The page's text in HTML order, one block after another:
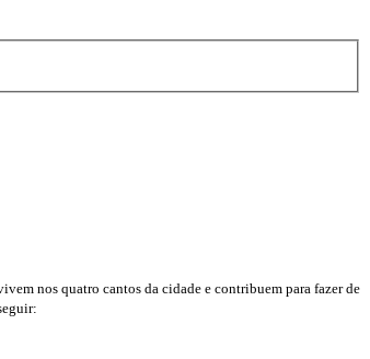
nos quatro cantos da cidade e contribuem para fazer de